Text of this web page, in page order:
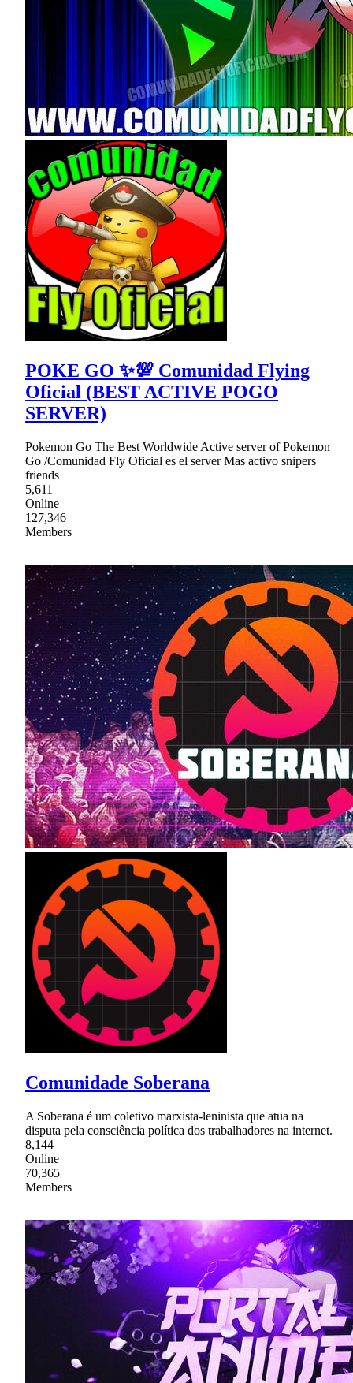
POKE GO ✨💯 Comunidad Flying
Oficial (BEST ACTIVE POGO
SERVER)
Pokemon Go The Best Worldwide Active server of Pokemon
Go /Comunidad Fly Oficial es el server Mas activo snipers
friends
5,611
Online
127,346
Members
Comunidade Soberana
A Soberana é um coletivo marxista-leninista que atua na
disputa pela consciência política dos trabalhadores na internet.
8,144
Online
70,365
Members